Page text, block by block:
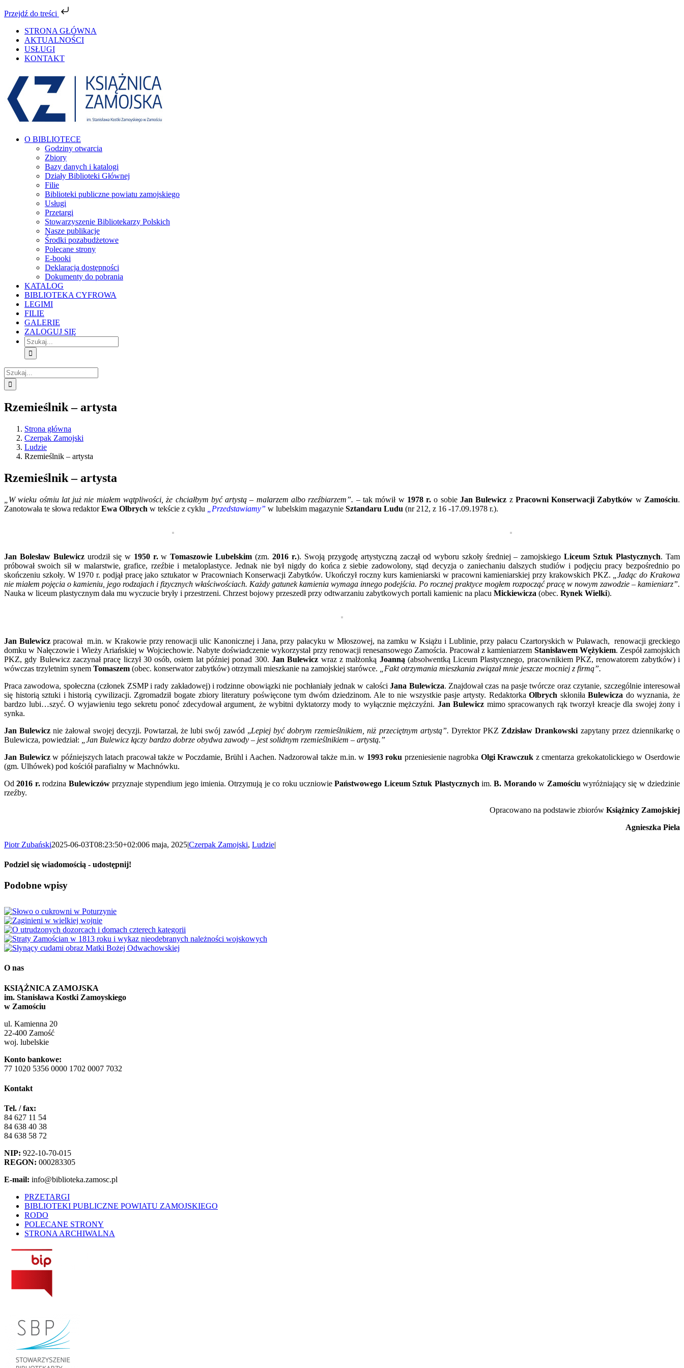
Przejdź do treści
zawartości
STRONA GŁÓWNA
AKTUALNOŚCI
USŁUGI
KONTAKT
Facebook
YouTube
Instagram
Tiktok
O BIBLIOTECE
Godziny otwarcia
Zbiory
Bazy danych i katalogi
Działy Biblioteki Głównej
Filie
Biblioteki publiczne powiatu zamojskiego
Usługi
Przetargi
Stowarzyszenie Bibliotekarzy Polskich
Nasze publikacje
Środki pozabudżetowe
Polecane strony
E-booki
Deklaracja dostępności
Dokumenty do pobrania
KATALOG
BIBLIOTEKA CYFROWA
LEGIMI
FILIE
GALERIE
ZALOGUJ SIĘ
Szukaj
Szukaj
Rzemieślnik – artysta
Strona główna
Czerpak Zamojski
Ludzie
Rzemieślnik – artysta
Rzemieślnik – artysta
„W wieku ośmiu lat już nie miałem wątpliwości, że chciałbym być artystą – malarzem albo rzeźbiarzem”. – tak mówił w 1978 r.o sobie Jan Bulewicz z Pracowni Konserwacji Zabytków w Zamościu.
Zanotowała te słowa redaktorEwa Olbrych w tekście z cyklu „Przedstawiamy” w lubelskim magazynie Sztandaru Ludu (nr 212, z 16 -17.09.1978 r.).
Jan Bolesław Bulewiczurodził się w 1950 r.wTomaszowie Lubelskim (zm.2016 r.). Swoją przygodę artystyczną zaczął od wyboru szkoły średniej – zamojskiegoLiceum Sztuk Plastycznych. Tam
próbował swoich sił w malarstwie, grafice, rzeźbie i metaloplastyce. Jednak nie był nigdy do końca z siebie zadowolony, stąd decyzja o zaniechaniu dalszych studiów i podjęciu pracy bezpośrednio po
skończeniu szkoły. W 1970 r. podjął pracę jako sztukator w Pracowniach Konserwacji Zabytków. Ukończył roczny kurs kamieniarski w pracowni kamieniarskiej przy krakowskich PKZ.
„Jadąc do Krakowa
nie miałem pojęcia o kamieniu, jego rodzajach i fizycznych właściwościach. Każdy gatunek kamienia wymaga innego podejścia. Po rocznej praktyce mogłem rozpocząć pracę w nowym zawodzie – kamieniarz”.
Nauka w liceum plastycznym dała mu wyczucie bryły i przestrzeni. Chrzest bojowy przeszedł przy odtwarzaniu zabytkowych portali kamienic na placu Mickiewicza (obec. Rynek Wielki).
Jan Bulewiczpracował m.in. w Krakowie przy renowacji ulic Kanonicznej i Jana, przy pałacyku w Młoszowej, na zamku w Książu i Lublinie, przy pałacu Czartoryskich w Puławach, renowacji greckiego
domku w Nałęczowie i Wieży Ariańskiej w Wojciechowie. Nabyte doświadczenie wykorzystał przy renowacji renesansowego Zamościa. Pracował z kamieniarzem Stanisławem Wężykiem. Zespół zamojskich
PKZ, gdy Bulewicz zaczynał pracę liczył 30 osób, osiem lat później ponad 300. Jan Bulewicz wraz z małżonką Joanną (absolwentką Liceum Plastycznego, pracownikiem PKZ, renowatorem zabytków) i
wówczas trzyletnim synem Tomaszem (obec. konserwator zabytków) otrzymali mieszkanie na zamojskiej starówce.
„Fakt otrzymania mieszkania związał mnie jeszcze mocniej z firmą”.
Praca zawodowa, społeczna (członek ZSMP i rady zakładowej) i rodzinne obowiązki nie pochłaniały jednak w całościJana Bulewicza. Znajdował czas na pasje twórcze oraz czytanie, szczególnie interesował
się historią sztuki i historią cywilizacji. Zgromadził bogate zbiory literatury poświęcone tym dwóm dziedzinom. Ale to nie wszystkie pasje artysty. RedaktorkaOlbrych skłoniłaBulewicza do wyznania, że
bardzo lubi…szyć. O wyjawieniu tego sekretu ponoć zdecydował argument, że wybitni dyktatorzy mody to wyłącznie mężczyźni. Jan Bulewicz mimo spracowanych rąk tworzył kreacje dla swojej żony i
synka.
Jan Bulewicz nie żałował swojej decyzji. Powtarzał, że lubi swój zawód „Lepiej być dobrym rzemieślnikiem, niż przeciętnym artystą”. Dyrektor PKZ Zdzisław Drankowski zapytany przez dziennikarkę o
Bulewicza, powiedział:
„Jan Bulewicz łączy bardzo dobrze obydwa zawody – jest solidnym rzemieślnikiem – artystą.”
Jan Bulewiczw późniejszych latach pracował także w Poczdamie, Brühl i Aachen. Nadzorował także m.in. w 1993 roku przeniesienie nagrobka Olgi Krawczuk z cmentarza grekokatolickiego w Oserdowie
(gm. Ulhówek) pod kościół parafialny w Machnówku.
Od2016 r.rodzina Bulewiczówprzyznaje stypendium jego imienia. Otrzymują je co roku uczniowiePaństwowego Liceum Sztuk Plastycznych im. B. Morandow Zamościu wyróżniający się w dziedzinie
rzeźby.
Opracowano na podstawie zbiorów Książnicy Zamojskiej
Agnieszka Piela
Piotr Zubański2025-06-03T08:23:50+02:006 maja, 2025|Czerpak Zamojski, Ludzie|
Podziel się wiadomością - udostępnij!
Facebook
X
Reddit
LinkedIn
WhatsApp
Tumblr
Pinterest
Vk
Email
Podobne wpisy
O nas
KSIĄŻNICA ZAMOJSKA
im. Stanisława Kostki Zamoyskiego
w Zamościu
ul. Kamienna 20
22-400 Zamość
woj. lubelskie
Konto bankowe:
77 1020 5356 0000 1702 0007 7032
Kontakt
Tel. / fax:
84 627 11 54
84 638 40 38
84 638 58 72
NIP: 922-10-70-015
REGON: 000283305
E-mail: info@biblioteka.zamosc.pl
PRZETARGI
BIBLIOTEKI PUBLICZNE POWIATU ZAMOJSKIEGO
RODO
POLECANE STRONY
STRONA ARCHIWALNA